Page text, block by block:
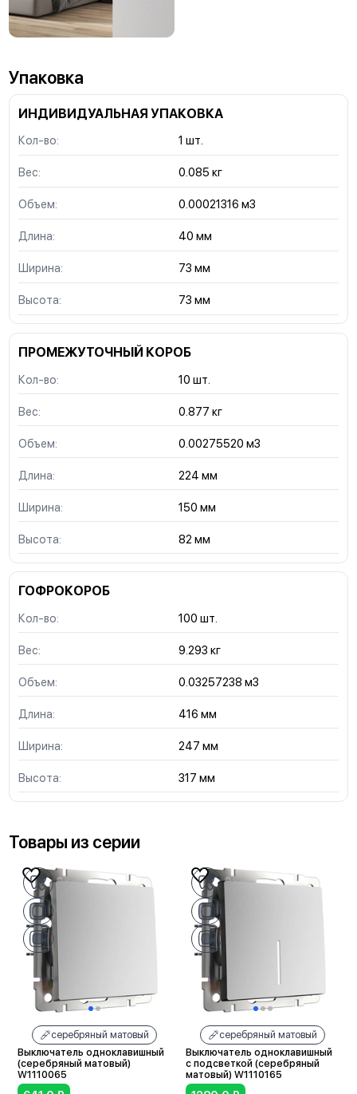
Упаковка
ИНДИВИДУАЛЬНАЯ УПАКОВКА
Кол-во: 1 шт.
Вес: 0.085 кг
Объем: 0.00021316 м3
Длина: 40 мм
Ширина: 73 мм
Высота: 73 мм
ПРОМЕЖУТОЧНЫЙ КОРОБ
Кол-во: 10 шт.
Вес: 0.877 кг
Объем: 0.00275520 м3
Длина: 224 мм
Ширина: 150 мм
Высота: 82 мм
ГОФРОКОРОБ
Кол-во: 100 шт.
Вес: 9.293 кг
Объем: 0.03257238 м3
Длина: 416 мм
Ширина: 247 мм
Высота: 317 мм
Товары из серии
серебряный матовый
Выключатель одноклавишный
(серебряный матовый)
W1110065
серебряный матовый
Выключатель одноклавишный
с подсветкой (серебряный
матовый) W1110165